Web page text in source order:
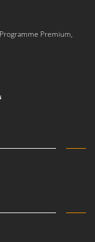
Premium,